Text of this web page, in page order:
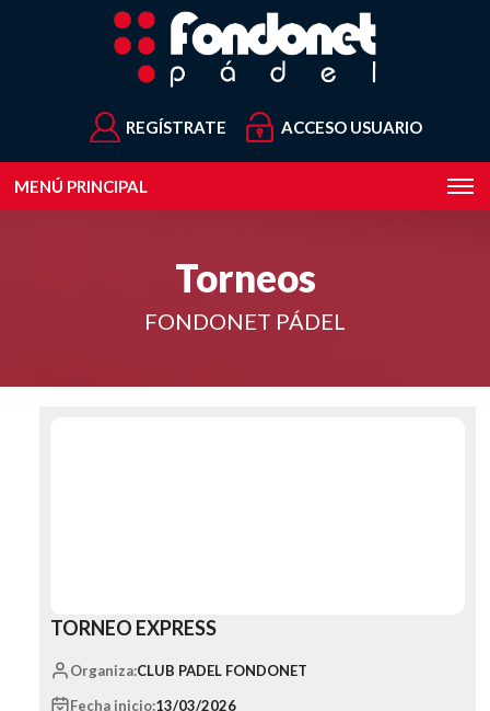
REGÍSTRATE ACCESO USUARIO
MENÚ PRINCIPAL
Torneos
FONDONET PÁDEL
TORNEO EXPRESS
Organiza:CLUB PADEL FONDONET
Fecha inicio:13/03/2026